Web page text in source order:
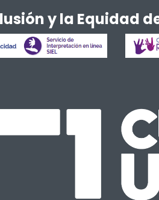
y la Equidad